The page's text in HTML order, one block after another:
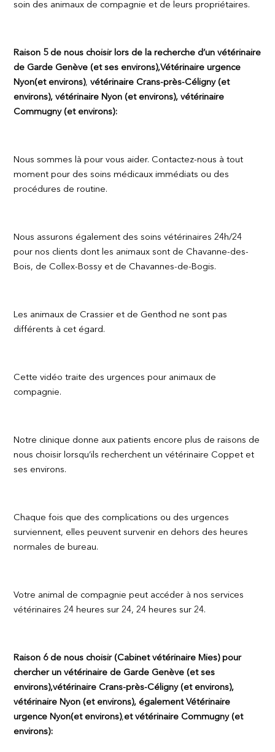
soin des animaux de compagnie et de leurs propriétaires.
Raison 5 de nous choisir lors de la recherche d’un vétérinaire
de Garde Genève (et ses environs),Vétérinaire urgence
Nyon(et environs),vétérinaire Crans-près-Céligny (et
environs), vétérinaire Nyon (et environs), vétérinaire
Commugny (et environs):
Nous sommes là pour vous aider. Contactez-nous à tout
moment pour des soins médicaux immédiats ou des
procédures de routine.
Nous assurons également des soins vétérinaires 24h/24
pour nos clients dont les animaux sont de Chavanne-des-
Bois, de Collex-Bossy et de Chavannes-de-Bogis.
Les animaux de Crassier et de Genthod ne sont pas
différents à cet égard.
Cette vidéo traite des urgences pour animaux de
compagnie.
Notre clinique donne aux patients encore plus de raisons de
nous choisir lorsqu’ils recherchent un vétérinaire Coppet et
ses environs.
Chaque fois que des complications ou des urgences
surviennent, elles peuvent survenir en dehors des heures
normales de bureau.
Votre animal de compagnie peut accéder à nos services
vétérinaires 24 heures sur 24, 24 heures sur 24.
Raison 6 de nous choisir (Cabinet vétérinaire Mies) pour
chercher un vétérinaire de Garde Genève (et ses
environs),vétérinaire Crans-près-Céligny (et environs),
vétérinaire Nyon (et environs), égalementVétérinaire
urgence Nyon(et environs),et vétérinaire Commugny (et
environs):